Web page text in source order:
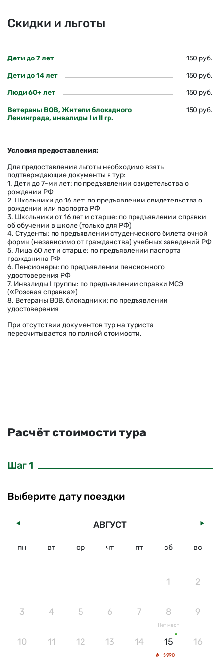
Скидки и льготы
Дети до 7 лет 150 руб.
Дети до 14 лет 150 руб.
Люди 60+ лет 150 руб.
Ветераны ВОВ, Жители блокадного
Ленинграда, инвалиды I и II гр.
150 руб.
Условия предоставления:
Для предоставления льготы необходимо взять
подтверждающие документы в тур:
1. Дети до 7-ми лет: по предъявлении свидетельства о
рождении РФ
2. Школьники до 16 лет: по предъявлении свидетельства о
рождении или паспорта РФ
3. Школьники от 16 лет и старше: по предъявлении справки
об обучении в школе (только для РФ)
4. Студенты: по предъявлении студенческого билета очной
формы (независимо от гражданства) учебных заведений РФ
5. Лица 60 лет и старше: по предъявлении паспорта
гражданина РФ
6. Пенсионеры: по предъявлении пенсионного
удостоверения РФ
7. Инвалиды I группы: по предъявлении справки МСЭ
(«Розовая справка»)
8. Ветераны ВОВ, блокадники: по предъявлении
удостоверения
При отсутствии документов тур на туриста
пересчитывается по полной стоимости.
Расчёт стоимости тура
Шаг 1
Выберите дату поездки
АВГУСТ
пн вт ср чт пт сб вс
1 2
3 4 5 6 7 8
Нет мест
9
10 11 12 13 14 15
5 990
16